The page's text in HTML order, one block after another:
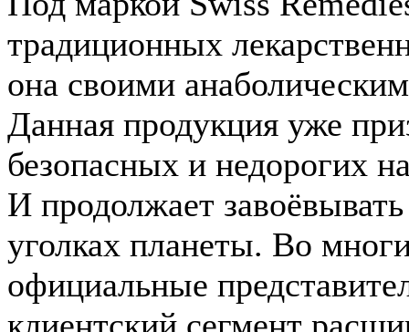
традиционных
она своими
Данная продукция уже
безопасных и недорогих
И продолжает
уголках планеты. Во
официальные